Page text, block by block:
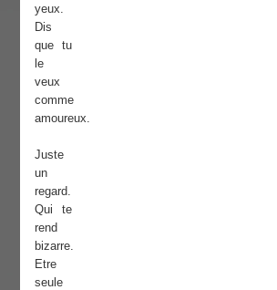
yeux.
Dis
que tu
le
veux
comme
amoureux.
Juste
un
regard.
Qui te
rend
bizarre.
Etre
seule